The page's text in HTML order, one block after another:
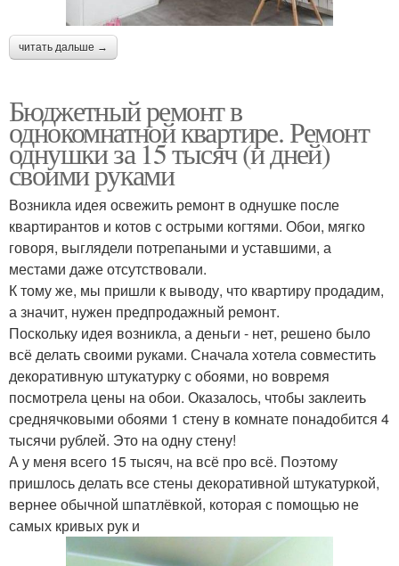
читать дальше →
Бюджетный ремонт в
однокомнатной квартире. Ремонт
однушки за 15 тысяч (и дней)
своими руками
Возникла идея освежить ремонт в однушке после
квартирантов и котов с острыми когтями. Обои, мягко
говоря, выглядели потрепаными и уставшими, а
местами даже отсутствовали.
К тому же, мы пришли к выводу, что квартиру продадим,
а значит, нужен предпродажный ремонт.
Поскольку идея возникла, а деньги - нет, решено было
всё делать своими руками. Сначала хотела совместить
декоративную штукатурку с обоями, но вовремя
посмотрела цены на обои. Оказалось, чтобы заклеить
среднячковыми обоями 1 стену в комнате понадобится 4
тысячи рублей. Это на одну стену!
А у меня всего 15 тысяч, на всё про всё. Поэтому
пришлось делать все стены декоративной штукатуркой,
вернее обычной шпатлёвкой, которая с помощью не
самых кривых рук и